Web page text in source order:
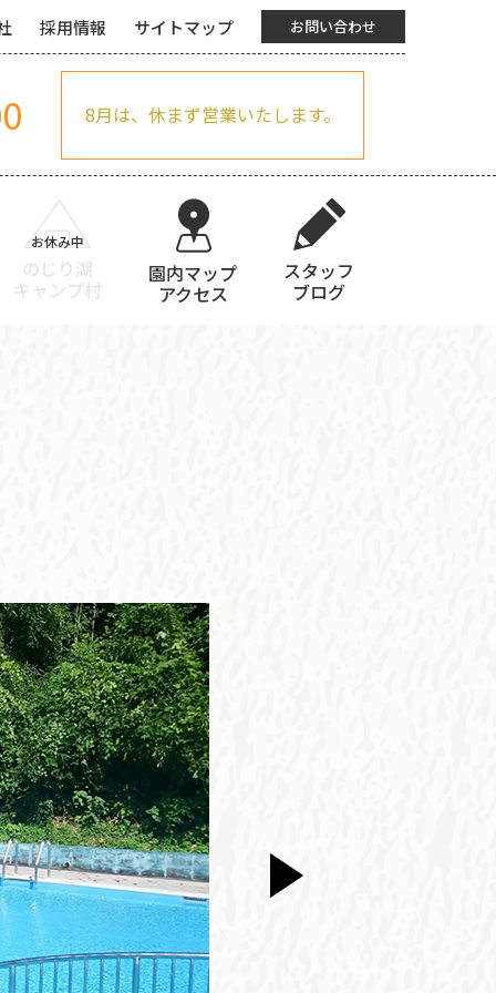
採用情報 サイトマップ お問い合わせ
8月は、休まず営業いたします。
のじり湖
キャンプ村
園内マップ
アクセス
スタッフ
ブログ